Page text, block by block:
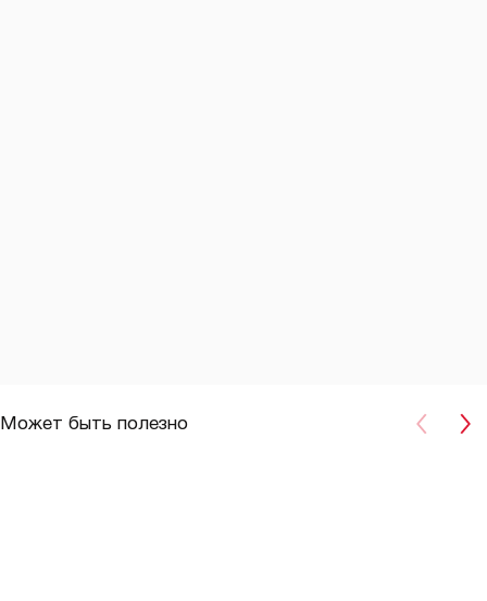
Может быть полезно